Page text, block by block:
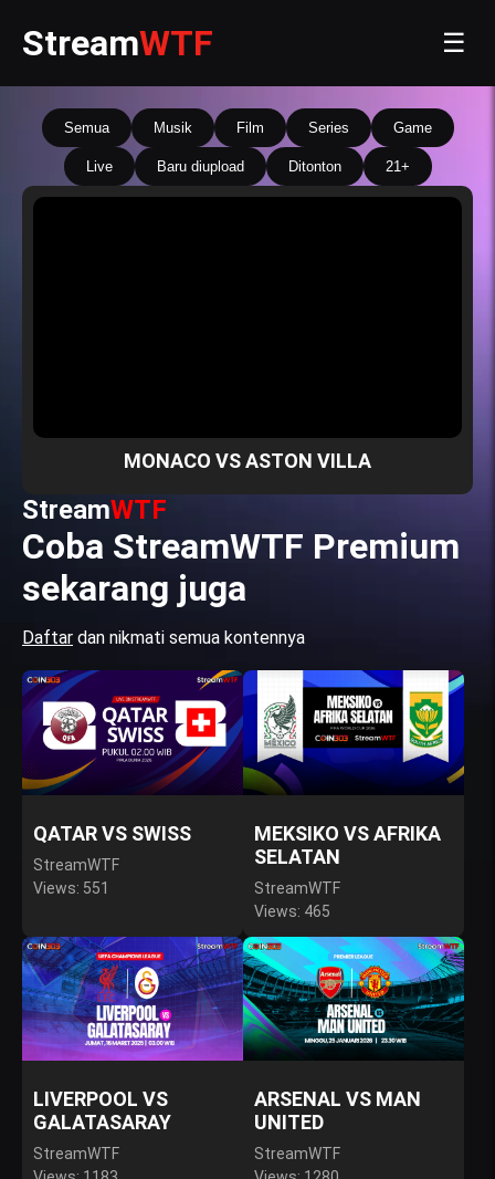
StreamWTF ☰
Semua Musik Film Series Game
Live Baru diupload Ditonton 21+
MONACO VS ASTON VILLA
StreamWTF
Coba StreamWTF Premium
sekarang juga
Daftar dan nikmati semua kontennya
QATAR VS SWISS
StreamWTF
Views: 551
MEKSIKO VS AFRIKA
SELATAN
StreamWTF
Views: 465
LIVERPOOL VS
GALATASARAY
StreamWTF
ARSENAL VS MAN
UNITED
StreamWTF